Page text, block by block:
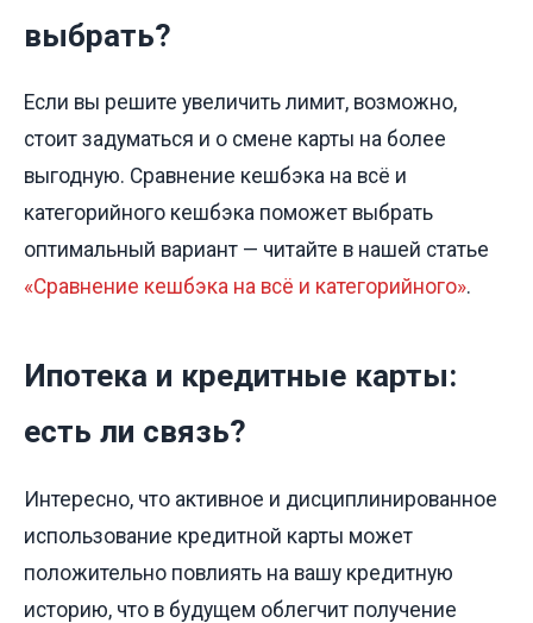
выбрать?
Если вы решите увеличить лимит, возможно,
стоит задуматься и о смене карты на более
выгодную. Сравнение кешбэка на всё и
категорийного кешбэка поможет выбрать
оптимальный вариант — читайте в нашей статье
«Сравнение кешбэка на всё и категорийного».
Ипотека и кредитные карты:
есть ли связь?
Интересно, что активное и дисциплинированное
использование кредитной карты может
положительно повлиять на вашу кредитную
историю, что в будущем облегчит получение